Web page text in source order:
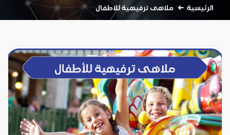
الرئيسية ملاهى ترفيهية للاطفال